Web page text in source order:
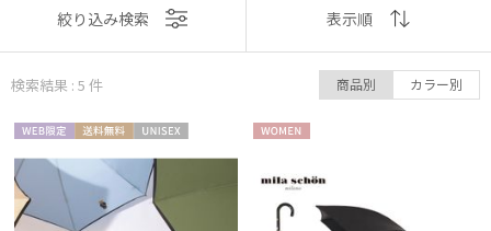
表示
おすすめ
価格の高い
順
絞り込み検索 表示順
検索結果 : 5 件 商品別 カラー別
定
料
N